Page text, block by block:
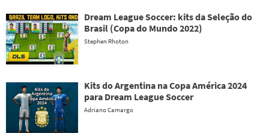
Dream League Soccer: kits da Seleção do
Brasil (Copa do Mundo 2022)
Stephen Rhoton
Kits do Argentina na Copa América 2024
para Dream League Soccer
Adriano Camargo